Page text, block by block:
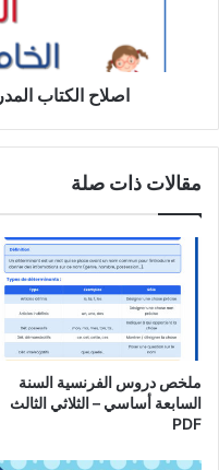
اصلاح الكتاب
مقالات ذات صلة
ملخص دروس الفرنسية السنة
السابعة أساسي – الثلاثي الثالث
PDF